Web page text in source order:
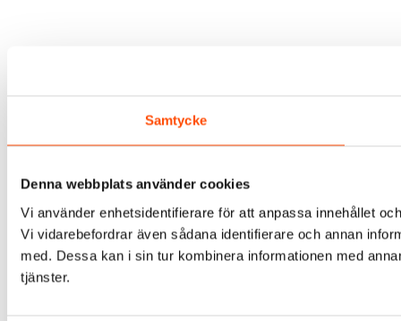
Samtycke
Denna webbplats använder cookies
Vi använder enhetsidentifierare för att anpassa innehållet
Vi vidarebefordrar även sådana identifierare och annan
med. Dessa kan i sin tur kombinera informationen med
tjänster.